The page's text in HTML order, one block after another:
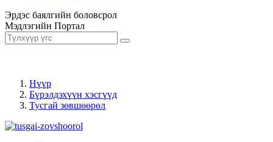
Эрдэс баялгийн боловсрол
Мэдлэгийн Портал
Нүүр
Бүрэлдэхүүн хэсгүүд
Тусгай зөвшөөрөл